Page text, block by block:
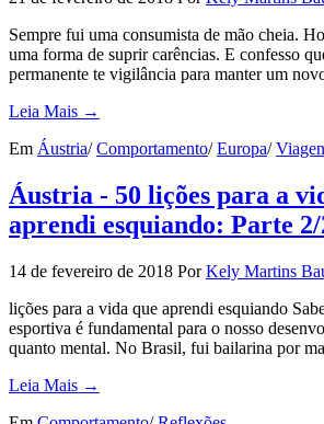
Sempre fui uma consumista de mão cheia.
uma forma de suprir carências. E confesso
permanente te vigilância para manter um
Leia Mais →
Em Áustria/ Comportamento/ Europa/
Áustria - 50 lições para a
aprendi esquiando: Parte 2/
14 de fevereiro de 2018 Por Kely Martins
lições para a vida que aprendi esquiando
esportiva é fundamental para o nosso
quanto mental. No Brasil, fui bailarina por
Leia Mais →